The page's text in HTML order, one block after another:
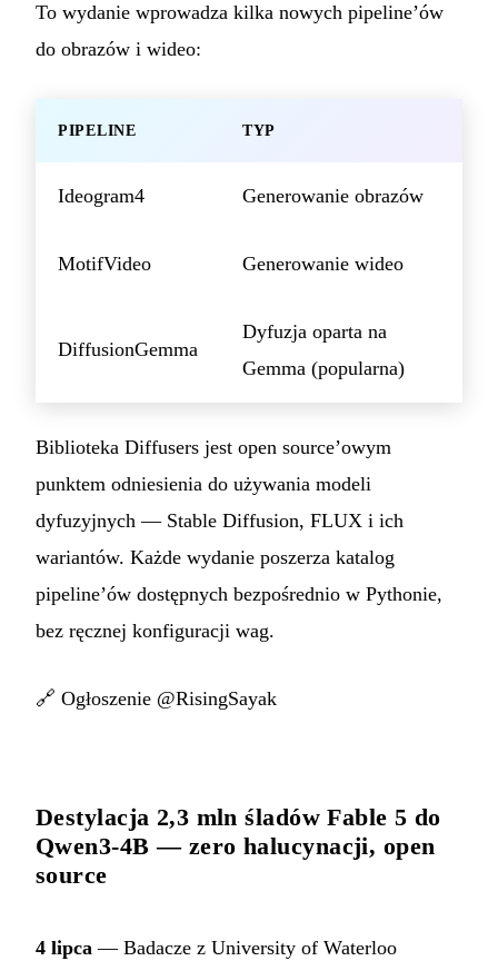
To wydanie wprowadza kilka nowych pipeline’ów
do obrazów i wideo:
PIPELINE TYP
Ideogram4 Generowanie obrazów
MotifVideo Generowanie wideo
DiffusionGemma
Dyfuzja oparta na
Gemma (popularna)
Biblioteka Diffusers jest open source’owym
punktem odniesienia do używania modeli
dyfuzyjnych — Stable Diffusion, FLUX i ich
wariantów. Każde wydanie poszerza katalog
pipeline’ów dostępnych bezpośrednio w Pythonie,
bez ręcznej konfiguracji wag.
🔗 Ogłoszenie @RisingSayak
Destylacja 2,3 mln śladów Fable 5 do
Qwen3-4B — zero halucynacji, open
source
4 lipca — Badacze z University of Waterloo